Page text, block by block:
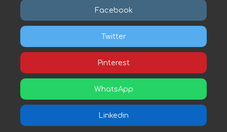
Facebook
Twitter
Pinterest
WhatsApp
Linkedin